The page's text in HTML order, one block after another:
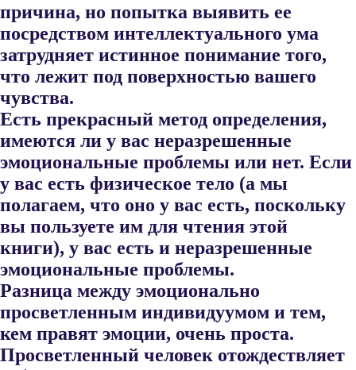
причина, но по​пытка выявить ее
посредством интеллектуального ума
затрудняет ис​тинное понимание того,
что лежит под поверхностью вашего
чувства.
Есть прекрасный метод определения,
имеются ли у вас неразре​шенные
эмоциональные проблемы или нет. Если
у вас есть физиче​ское тело (а мы
полагаем, что оно у вас есть, поскольку
вы пользуете им для чтения этой
книги), у вас есть и неразрешенные
эмоциональ​ные проблемы.
Разница между эмоционально
просветленным инди​видуумом и тем,
кем правят эмоции, очень проста.
Просветленный человек отождествляет